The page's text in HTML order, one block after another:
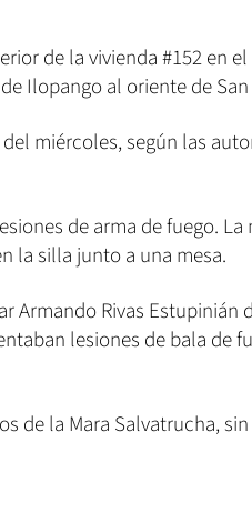
de la vivienda #152 en el
Ilopango al oriente de
miércoles, según las
de arma de fuego. La
la silla junto a una mesa.
Armando Rivas Estupinián
lesiones de bala de
de la Mara Salvatrucha,